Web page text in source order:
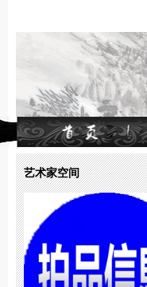
艺术家空间